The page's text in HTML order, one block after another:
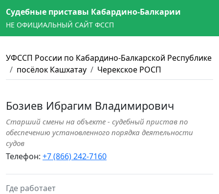
Судебные приставы Кабардино-Балкарии
НЕ ОФИЦИАЛЬНЫЙ САЙТ ФССП
УФССП России по Кабардино-Балкарской Республике
посёлок Кашхатау
Черекское РОСП
Бозиев Ибрагим Владимирович
Старший смены на объекте - судебный пристав по
обеспечению установленного порядка деятельности
судов
Телефон: +7 (866) 242-7160
Где работает